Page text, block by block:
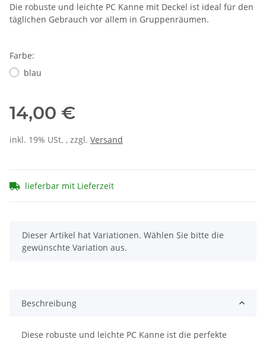
Die robuste und leichte PC Kanne mit Deckel ist ideal für den
täglichen Gebrauch vor allem in Gruppenräumen.
Farbe:
blau
14,00 €
inkl. 19% USt. , zzgl. Versand
lieferbar mit Lieferzeit
x
Dieser Artikel hat Variationen. Wählen Sie bitte die
gewünschte Variation aus.
Beschreibung
Diese robuste und leichte PC Kanne ist die perfekte